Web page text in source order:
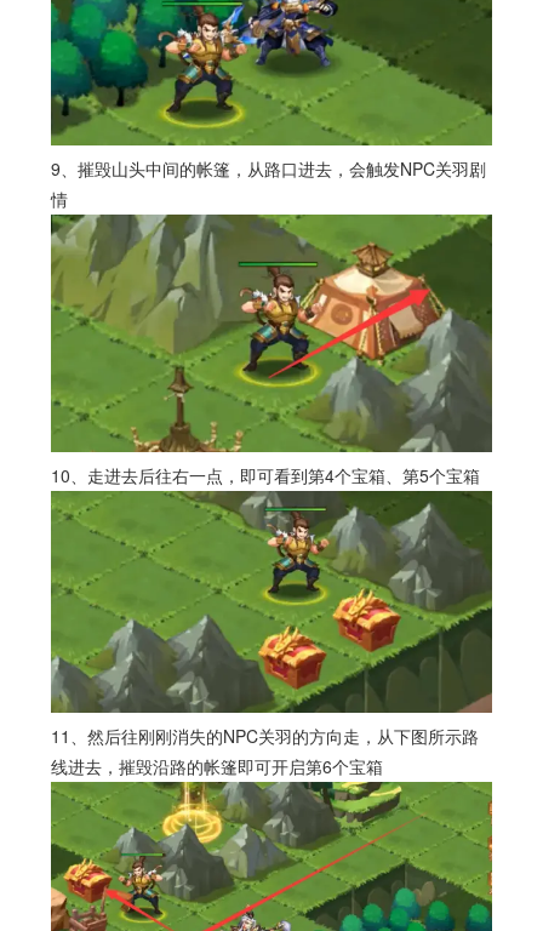
9、摧毁山头中间的帐篷，从路口进去，会触发NPC关羽剧
情
10、走进去后往右一点，即可看到第4个宝箱、第5个宝箱
11、然后往刚刚消失的NPC关羽的方向走，从下图所示路
线进去，摧毁沿路的帐篷即可开启第6个宝箱